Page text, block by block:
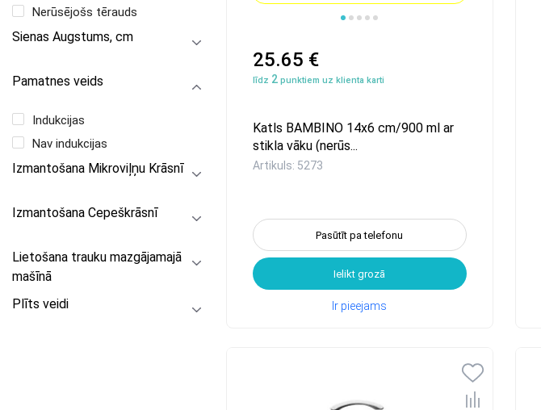
Nerūsējošs tērauds
Sienas Augstums, cm
Pamatnes veids
Indukcijas
Nav indukcijas
Izmantošana Mikroviļņu Krāsnī
Izmantošana Cepeškrāsnī
Lietošana trauku mazgājamajā
mašīnā
Plīts veidi
25.65 €
līdz 2 punktiem uz klienta karti
Katls BAMBINO 14x6 cm/900 ml ar
stikla vāku (nerūs...
Artikuls: 5273
Pasūtīt pa telefonu
Ielikt grozā
Ir pieejams